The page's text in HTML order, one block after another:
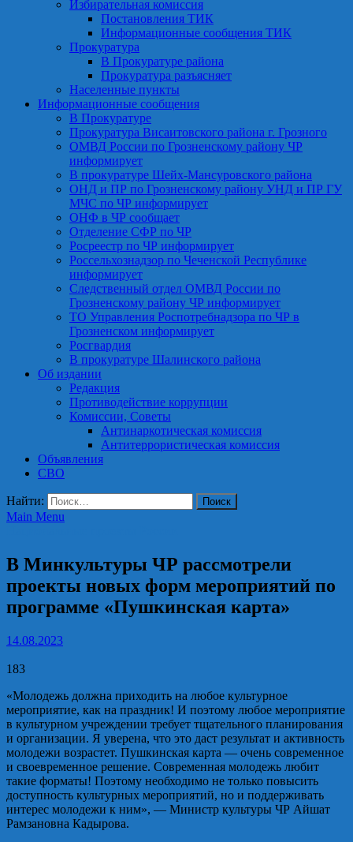
Избирательная комиссия
Постановления ТИК
Информационные сообщения ТИК
Прокуратура
В Прокуратуре района
Прокуратура разъясняет
Населенные пункты
Информационные сообщения
В Прокуратуре
Прокуратура Висаитовского района г. Грозного
ОМВД России по Грозненскому району ЧР
информирует
В прокуратуре Шейх-Мансуровского района
ОНД и ПР по Грозненскому району УНД и ПР ГУ
МЧС по ЧР информирует
ОНФ в ЧР сообщает
Отделение СФР по ЧР
Росреестр по ЧР информирует
Россельхознадзор по Чеченской Республике
информирует
Следственный отдел ОМВД России по
Грозненскому району ЧР информирует
ТО Управления Роспотребнадзора по ЧР в
Грозненском информирует
Росгвардия
В прокуратуре Шалинского района
Об издании
Редакция
Противодействие коррупции
Комиссии, Советы
Антинаркотическая комиссия
Антитеррористическая комиссия
Объявления
СВО
Найти:
Main Menu
В Минкультуры ЧР рассмотрели
проекты новых форм мероприятий по
программе «Пушкинская карта»
14.08.2023
183
«Молодежь должна приходить на любое культурное
мероприятие, как на праздник! И поэтому любое мероприятие
в культурном учреждении требует тщательного планирования
и организации. Я уверена, что это даст результат и активность
молодежи возрастет. Пушкинская карта — очень современное
и своевременное решение. Современная молодежь любит
такие форматы! Поэтому необходимо не только повысить
доступность культурных мероприятий, но и поддерживать
интерес молодежи к ним», — Министр культуры ЧР Айшат
Рамзановна Кадырова.